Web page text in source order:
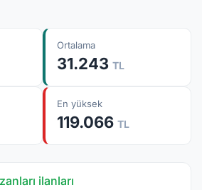
Ortalama
31.243 TL
En yüksek
119.066 TL
ilanları